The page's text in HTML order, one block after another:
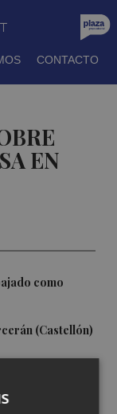
CONTACTO
EN
como
(Castellón)